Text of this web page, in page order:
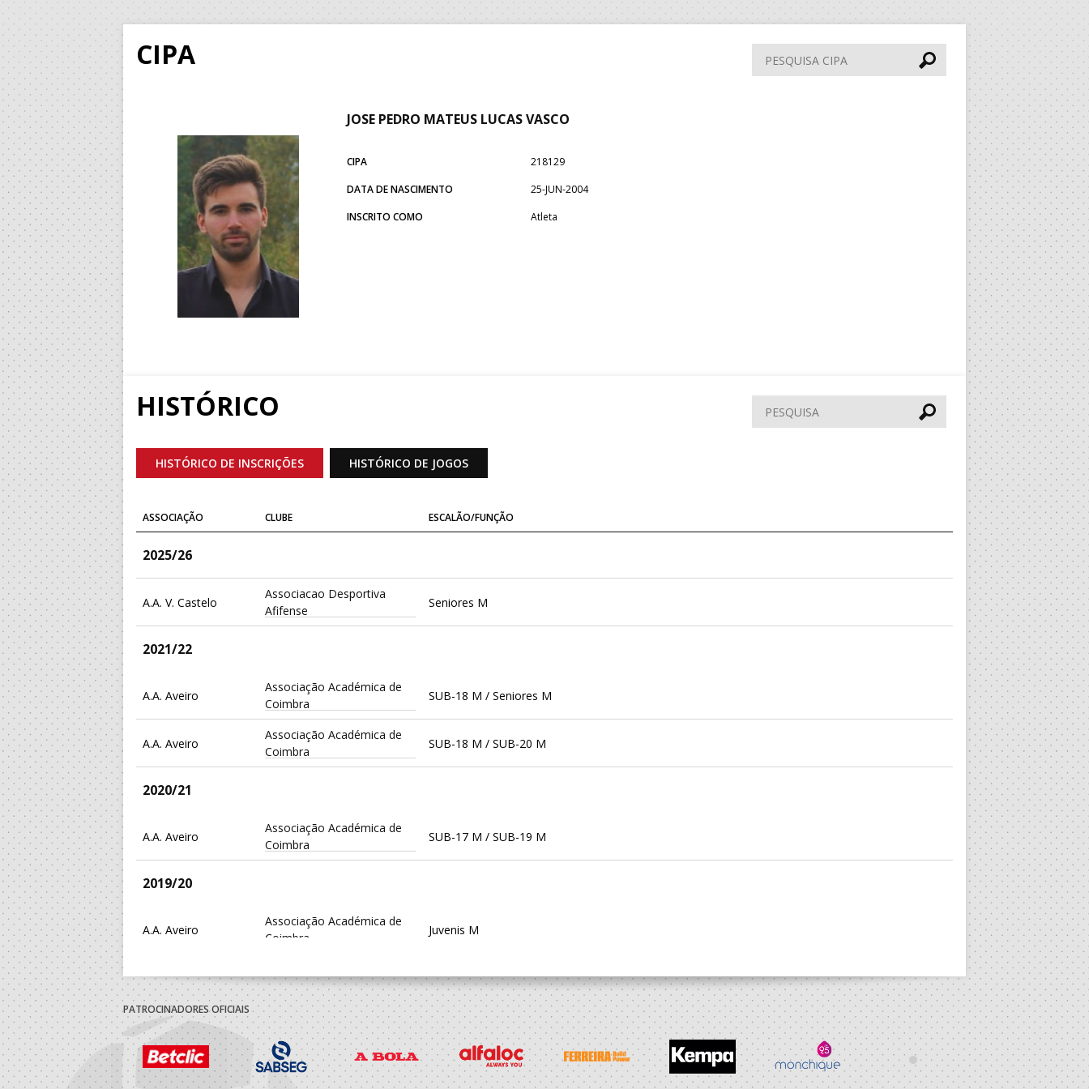
CIPA
Pesquisa
CIPA
JOSE PEDRO MATEUS LUCAS VASCO
CIPA
218129
DATA DE NASCIMENTO
25-JUN-2004
INSCRITO COMO
Atleta
HISTÓRICO Pesquisar
HISTÓRICO DE INSCRIÇÕES HISTÓRICO DE JOGOS
ASSOCIAÇÃO CLUBE ESCALÃO/FUNÇÃO
2025/26
A.A. V. Castelo
Associacao Desportiva
Afifense
Seniores M
2021/22
A.A. Aveiro
Associação Académica de
Coimbra
SUB-18 M / Seniores M
A.A. Aveiro
Associação Académica de
Coimbra
SUB-18 M / SUB-20 M
2020/21
A.A. Aveiro
Associação Académica de
Coimbra
SUB-17 M / SUB-19 M
2019/20
A.A. Aveiro
Associação Académica de
Coimbra
Juvenis M
2018/19
A.A. Aveiro
Associação Académica de
Coimbra
Iniciados M / Juvenis M
2017/18
PATROCINADORES OFICIAIS